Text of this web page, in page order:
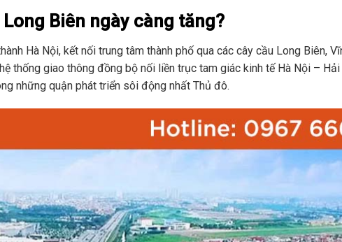
Biên ngày càng tăng?
Hà Nội, kết nối trung tâm thành phố qua các cây cầu Long Biên,
thống giao thông đồng bộ nối liền trục tam giác kinh tế Hà Nội –
những quận phát triển sôi động nhất Thủ đô.